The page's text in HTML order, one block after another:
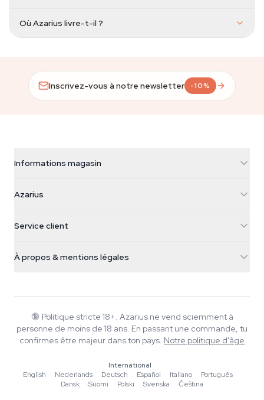
Où Azarius livre-t-il ?
Inscrivez-vous à notre newsletter -10%
Informations magasin
Galvaniweg 11
Nederland
+31(0)204897914
Azarius
Smokeshop
Service client
Politique de retour
Politique de confidentialité
À propos & mentions légales
Wiki
Rédacteurs
Outils & Calculateurs
🔞 Politique stricte 18+. Azarius ne vend sciemment à
personne de moins de 18 ans. En passant une commande, tu
confirmes être majeur dans ton pays. Notre politique d'âge
International
English
·Nederlands ·Deutsch ·Español ·Italiano ·Português
·
Dansk
·Suomi ·Polski ·Svenska ·Čeština